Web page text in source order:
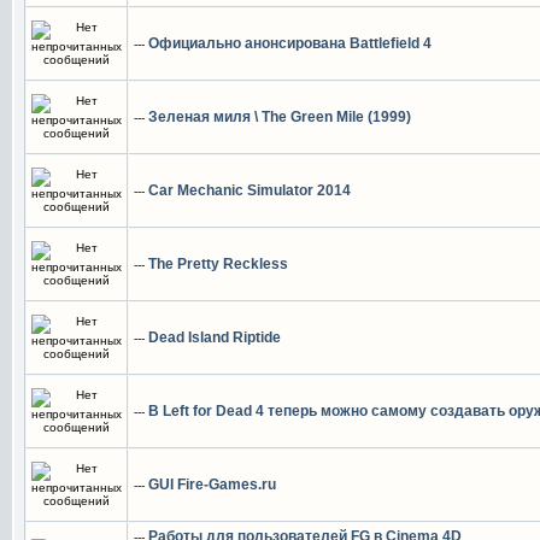
--- Официально анонсирована Battlefield 4
--- Зеленая миля \ The Green Mile (1999)
--- Car Mechanic Simulator 2014
--- The Pretty Reckless
--- Dead Island Riptide
--- В Left for Dead 4 теперь можно самому создавать
--- GUI Fire-Games.ru
--- Работы для пользователей FG в Cinema 4D